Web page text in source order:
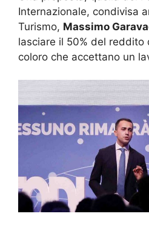
Internazionale, condivisa
Turismo, Massimo
lasciare il 50% del reddito
coloro che accettano un